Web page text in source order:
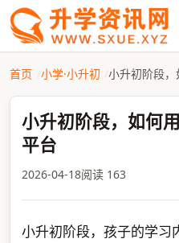
首页 小学·小升初 小升初阶段
小升初阶段，如何
平台
2026-04-18阅读 163
小升初阶段，孩子的学习